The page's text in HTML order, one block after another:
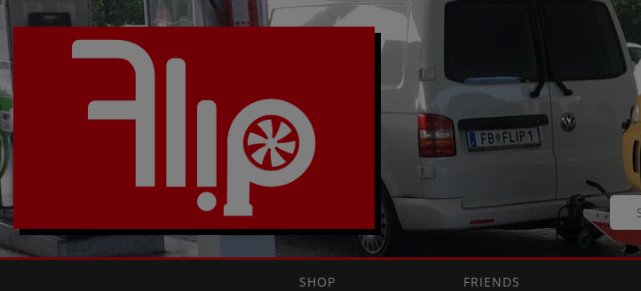
SHOP FRIENDS